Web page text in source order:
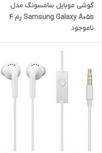
گوشی موبایل سامسونگ مدل
Samsung Galaxy A05s رم 4
گیگابایت ظرفیت 128 گیگابایت
ناموجود